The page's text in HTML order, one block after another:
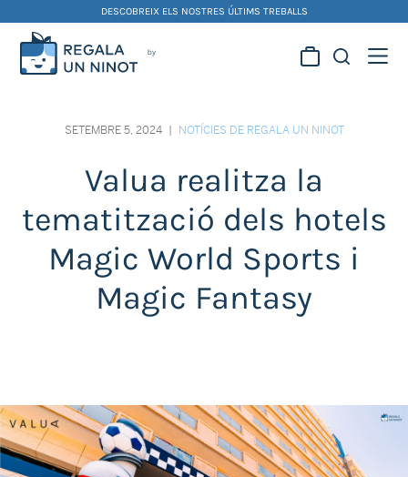
content
DESCOBREIX ELS NOSTRES ÚLTIMS TREBALLS
foguerersSETEMBRE 5, 2024 | NOTÍCIES DE REGALA UN NINOT
Valua realitza la
tematització dels hotels
Magic World Sports i
Magic Fantasy